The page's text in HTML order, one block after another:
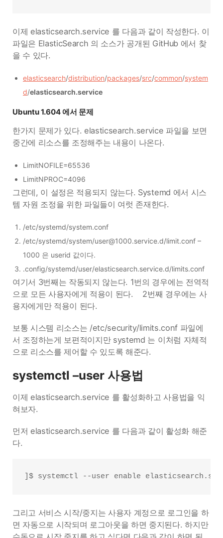
이제 elasticsearch.service 를 다음과 같이 작성한다. 이
파일은 ElasticSearch 의 소스가 공개된 GitHub 에서 찾
을 수 있다.
elasticsearch/distribution/packages/src/common/system
d/elasticsearch.service
Ubuntu 1.604 에서 문제
한가지 문제가 있다. elasticsearch.service 파일을 보면
중간에 리소스를 조정해주는 내용이 나온다.
LimitNOFILE=65536
LimitNPROC=4096
그런데, 이 설정은 적용되지 않는다. Systemd 에서 시스
템 자원 조정을 위한 파일들이 여럿 존재한다.
/etc/systemd/system.conf
/etc/systemd/system/user@1000.service.d/limit.conf –
1000 은 userid 값이다.
.config/systemd/user/elasticsearch.service.d/limits.conf
여기서 3번째는 작동되지 않는다. 1번의 경우에는 전역적
으로 모든 사용자에게 적용이 된다. 2번째 경우에는 사
용자에게만 적용이 된다.
보통 시스템 리소스는 /etc/security/limits.conf 파일에
서 조정하는게 보편적이지만 systemd 는 이처럼 자체적
으로 리소스를 제어할 수 있도록 해준다.
systemctl –user 사용법
이제 elasticsearch.service 를 활성화하고 사용법을 익
혀보자.
먼저 elasticsearch.service 를 다음과 같이 활성화 해준
다.
]$ systemctl --user enable
그리고 서비스 시작/중지는 사용자 계정으로 로그인을 하
면 자동으로 시작되며 로그아웃을 하면 중지된다. 하지만